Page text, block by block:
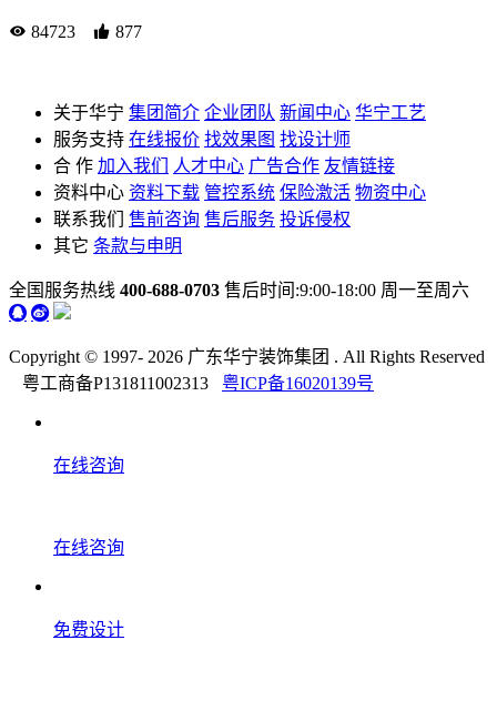
84723 877
关于华宁 集团简介 企业团队 新闻中心 华宁工艺
服务支持 在线报价 找效果图 找设计师
合 作 加入我们 人才中心 广告合作 友情链接
资料中心 资料下载 管控系统 保险激活 物资中心
联系我们
售前咨询 售后服务 投诉侵权
其它 条款与申明
全国服务热线 400-688-0703 售后时间:9:00-18:00 周一至周六
Copyright © 1997- 2026 广东华宁装饰集团 . All Rights Reserved
粤工商备P131811002313 粤ICP备16020139号
在线咨询
在线咨询
免费设计